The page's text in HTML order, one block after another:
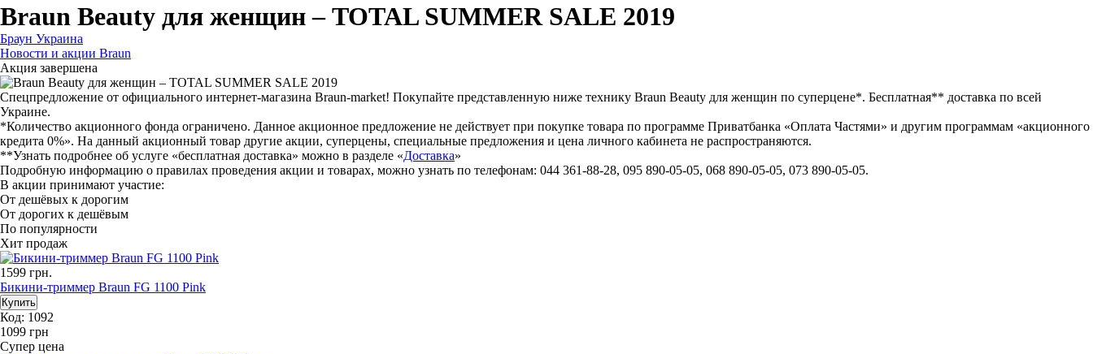
Braun Beauty для женщин – TOTAL SUMMER SALE 2019
Браун Украина
Новости и акции Braun
Акция завершена
Спецпредложение от официального интернет-магазина Braun-market! Покупайте представленную ниже технику Braun Beauty для женщин по суперцене*. Бесплатная** доставка по всей
Украине.
*Количество акционного фонда ограничено. Данное акционное предложение не действует при покупке товара по программе Приватбанка «Оплата Частями» и другим программам «акционного
кредита 0%». На данный акционный товар другие акции, суперцены, специальные предложения и цена личного кабинета не распространяются.
**Узнать подробнее об услуге «бесплатная доставка» можно в разделе «Доставка»
Подробную информацию о правилах проведения акции и товарах, можно узнать по телефонам: 044 361-88-28, 095 890-05-05, 068 890-05-05, 073 890-05-05.
В акции принимают участие:
От дешёвых к дорогим
От дорогих к дешёвым
По популярности
Хит продаж
1599 грн.
Бикини-триммер Braun FG 1100 Pink
Код: 1092
1099 грн
Супер цена